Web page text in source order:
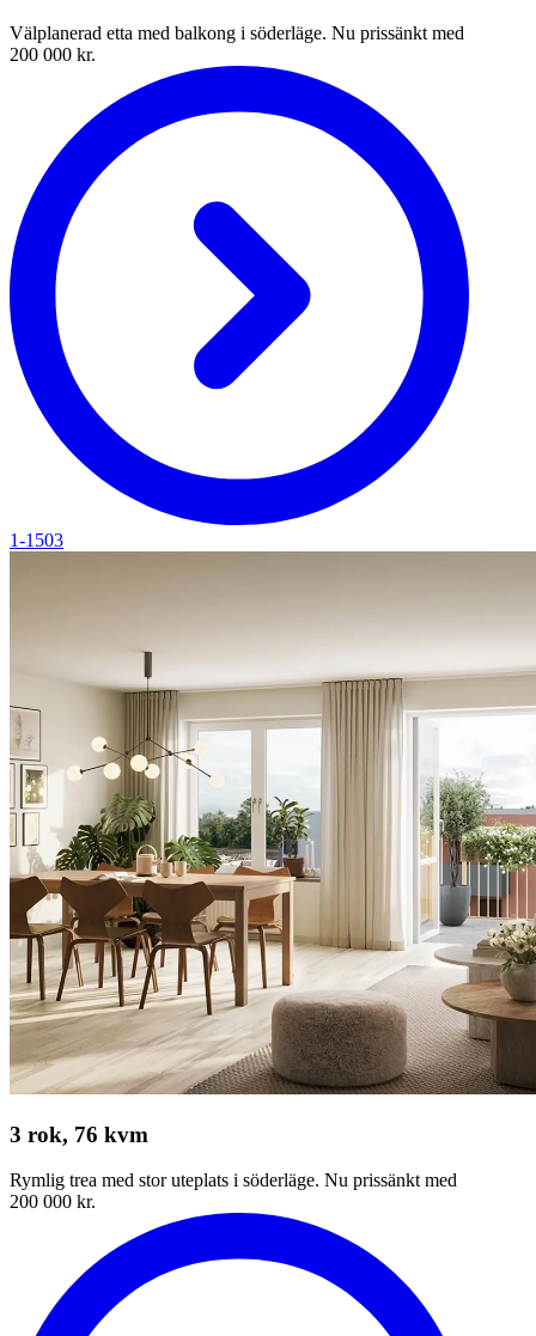
Välplanerad etta med balkong i söderläge. Nu prissänkt med
200 000 kr.
1-1503
3 rok, 76 kvm
Rymlig trea med stor uteplats i söderläge. Nu prissänkt med
200 000 kr.